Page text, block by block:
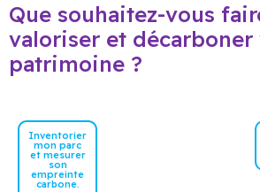
Que souhaitez-vous
valoriser et décarboner
patrimoine ?
Inventorier
mon parc
et mesurer
son
empreinte
carbone.